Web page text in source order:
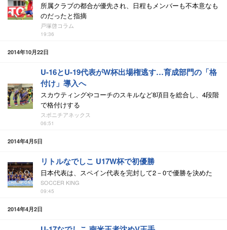
所属クラブの都合が優先され、日程もメンバーも不本意なも
のだったと指摘
戸塚啓コラム
19:36
2014年10月22日
U-16とU-19代表がW杯出場権逃す…育成部門の「格
付け」導入へ
スカウティングやコーチのスキルなど8項目を総合し、4段階
で格付けする
スポニチアネックス
06:51
2014年4月5日
リトルなでしこ U17W杯で初優勝
日本代表は、スペイン代表を完封して2－0で優勝を決めた
SOCCER KING
09:45
2014年4月2日